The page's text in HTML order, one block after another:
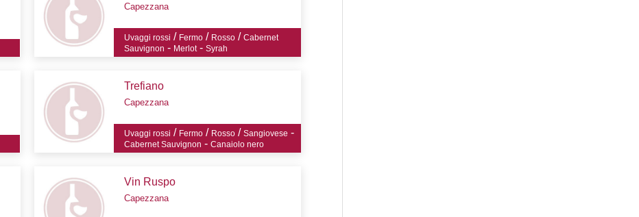
Capezzana
Uvaggi rossi / Fermo / Rosso /Cabernet
Sauvignon - Merlot-Syrah
Trefiano
Capezzana
Uvaggi rossi / Fermo / Rosso /Sangiovese -
Cabernet Sauvignon -Canaiolo nero
Vin Ruspo
Capezzana